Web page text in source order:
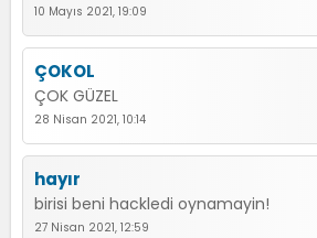
10 Mayıs 2021, 19:09
ÇOKOL
ÇOK GÜZEL
28 Nisan 2021, 10:14
hayır
birisi beni hackledi oynamayin!
27 Nisan 2021, 12:59